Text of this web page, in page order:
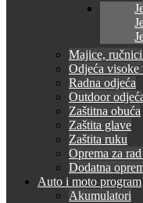
Majice,
Odjeća
Radna odjeća
Outdoor
Zaštitna obuća
Zaštita glave
Zaštita ruku
Oprema za
Dodatna
Auto i moto program
Akumulatori